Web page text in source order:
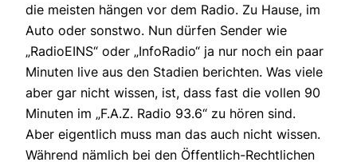
die meisten hängen vor dem Radio. Zu Hause, im
Auto oder sonstwo. Nun dürfen Sender wie
„RadioEINS“ oder „InfoRadio“ ja nur noch ein paar
Minuten live aus den Stadien berichten. Was viele
aber gar nicht wissen, ist, dass fast die vollen 90
Minuten im „F.A.Z. Radio 93.6“ zu hören sind.
Aber eigentlich muss man das auch nicht wissen.
Während nämlich bei den Öffentlich-Rechtlichen